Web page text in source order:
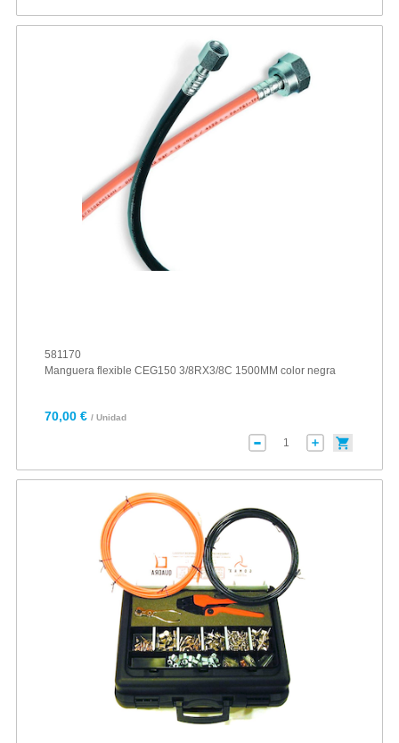
581170
Manguera flexible CEG150 3/8RX3/8C 1500MM color negra
70,00 € / Unidad